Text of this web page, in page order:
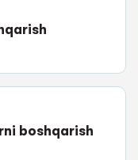
boshqarish